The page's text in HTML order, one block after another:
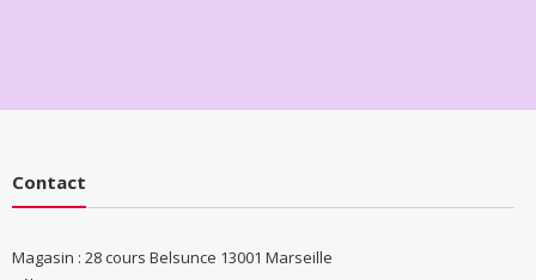
Contact
Magasin : 28 cours Belsunce 13001 Marseille